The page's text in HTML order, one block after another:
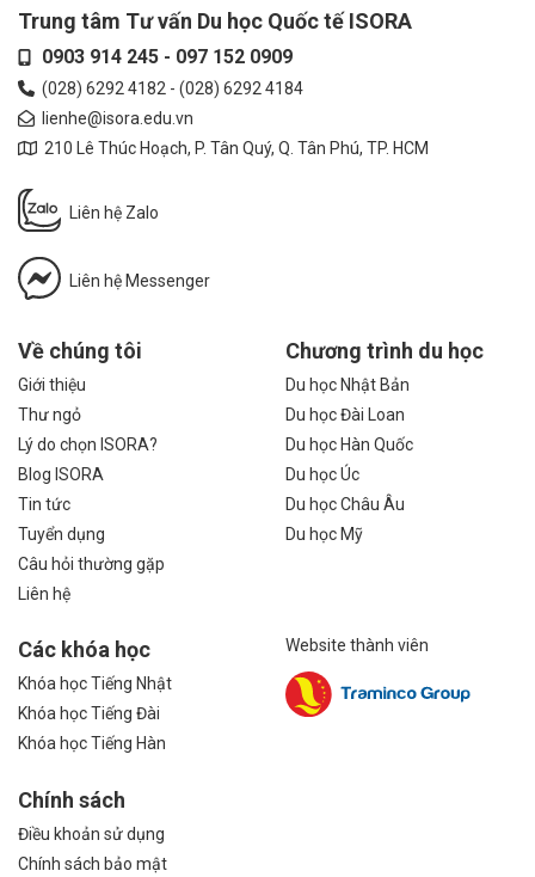
Trung tâm Tư vấn Du học Quốc tế ISORA
0903 914 245- 097 152 0909
(028) 6292 4182 - (028) 6292 4184
lienhe@isora.edu.vn
210 Lê Thúc Hoạch, P. Tân Quý, Q. Tân Phú, TP. HCM
Liên hệ Zalo
Liên hệ Messenger
Về chúng tôi
Giới thiệu
Thư ngỏ
Lý do chọn ISORA?
Blog ISORA
Tin tức
Tuyển dụng
Câu hỏi thường gặp
Liên hệ
Chương trình du học
Du học Nhật Bản
Du học Đài Loan
Du học Hàn Quốc
Du học Úc
Du học Châu Âu
Du học Mỹ
Các khóa học
Khóa học Tiếng Nhật
Khóa học Tiếng Đài
Khóa học Tiếng Hàn
Chính sách
Điều khoản sử dụng
Chính sách bảo mật
Website thành viên